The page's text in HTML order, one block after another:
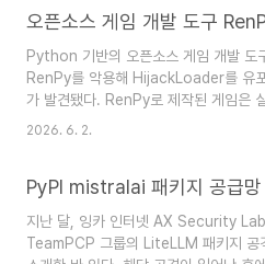
해 난독화된 악성..
월(5월 1일 ~ 5월 31일) 한 달간 등장한
C&C 서버 통신을 구현한 새로운 파이썬
도어 DEEP#DOOR가 등장했다. 또한,
의 공식 사이트의 설치 파일에 QUIC
드를 삽입해 유포하는 공급망 공격과 가
JobStealer의 소식이 전해졌다. ..
Python 기반의 오픈소스 게임 개발 도
RenPy를 악용해 HijackLoader를 유포
가 발견됐다. RenPy로 제작된 게임은
한 Python 코드와 리소스가 ZIP 파일
스크립트를 삽입했다. 해당 스크립트는
께 포함된 HijackLoader를 실행하는 역
한다. HijackLoader는 모듈형 구조의
2026. 6. 2.
지난 달, 잉카 인터넷 AX Security
TeamPCP 그룹의 LiteLLM 패키지 공